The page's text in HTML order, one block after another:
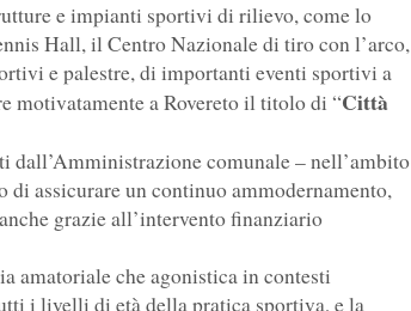
e impianti sportivi di rilievo, come lo
Hall, il Centro Nazionale di tiro con l’arco,
e palestre, di importanti eventi sportivi a
motivatamente a Rovereto il titolo di “Città
comunale – nell’ambito
assicurare un continuo ammodernamento,
grazie all’intervento finanziario
amatoriale che agonistica in contesti
i livelli di età della pratica sportiva, e la